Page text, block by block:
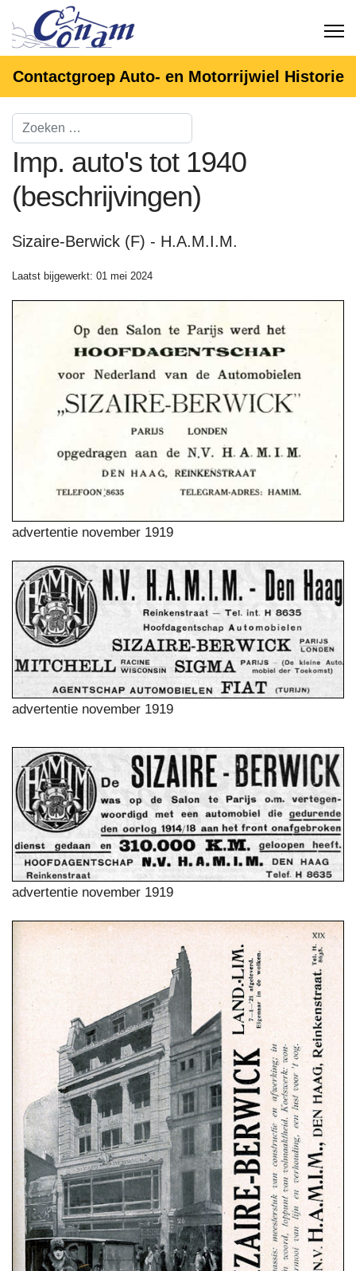
Contactgroep Auto- en Motorrijwiel Historie
Imp. auto's tot 1940
(beschrijvingen)
Sizaire-Berwick (F) - H.A.M.I.M.
Laatst bijgewerkt: 01 mei 2024
advertentie november 1919
advertentie november 1919
advertentie november 1919